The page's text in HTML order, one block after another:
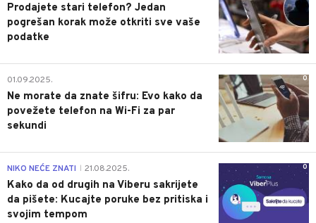
Prodajete stari telefon? Jedan
pogrešan korak može otkriti sve vaše
podatke
0
01.09.2025.
Ne morate da znate šifru: Evo kako da
povežete telefon na Wi-Fi za par
sekundi
0
NIKO NEĆE ZNATI 21.08.2025.
Kako da od drugih na Viberu sakrijete
da pišete: Kucajte poruke bez pritiska i
svojim tempom